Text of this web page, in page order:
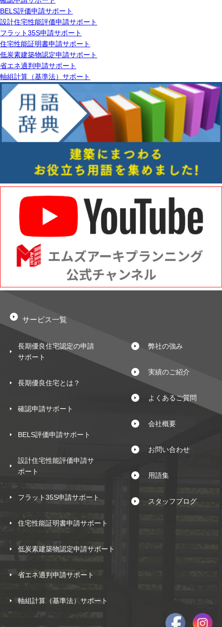
BELS評価申請サポート
設計住宅性能評価申請サポート
フラット35S申請サポート
住宅性能証明書申請サポート
低炭素建築物認定申請サポート
省エネ適判申請サポート
軸組計算（基準法）サポート
サービス一覧
長期優良住宅認定の申請
サポート
長期優良住宅とは？
確認申請サポート
BELS評価申請サポート
設計住宅性能評価申請サ
ポート
フラット35S申請サポート
住宅性能証明書申請サポート
低炭素建築物認定申請サポート
省エネ適判申請サポート
軸組計算（基準法）サポート
弊社の強み
実績のご紹介
よくあるご質問
会社概要
お問い合わせ
用語集
スタッフブログ